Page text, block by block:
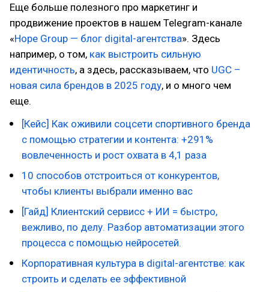
Еще больше полезного про маркетинг и
продвижение проектов в нашем Telegram-канале
«Hope Group — блог digital-агентства». Здесь
например, о том, как выстроить сильную
идентичность, а здесь, рассказываем, что UGC –
новая сила брендов в 2025 году, и о много чем
еще.
[Кейс] Как оживили соцсети спортивного бренда
с помощью стратегии и контента: +291%
вовлеченность и рост охвата в 4,1 раза
10 способов отстроиться от конкурентов,
чтобы клиенты выбрали именно вас
[Гайд] Клиентский сервисс + ИИ = быстро,
вежливо, по делу. Разбор автоматизации этого
процесса с помощью нейросетей.
Корпоративная культура в digital-агентстве: как
строить и сделать ее эффективной